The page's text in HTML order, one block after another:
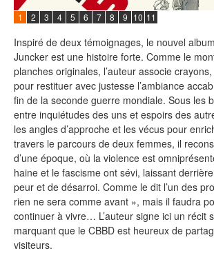
1 2 3 4 5 6 7 8 9 10 11
Inspiré de deux témoignages, le nouvel
Juncker est une histoire forte. Comme le
planches originales, l’auteur associe
pour restituer avec justesse l’ambiance
fin de la seconde guerre mondiale. Sous les
entre inquiétudes des uns et espoirs des
les angles d’approche et les vécus pour
travers le parcours de deux femmes, il
d’une époque, où la violence est
haine et le fascisme ont sévi, laissant
peur et de désarroi. Comme le dit l’un des
rien ne sera comme avant », mais il faudra
continuer à vivre… L’auteur signe ici un récit
marquant que le CBBD est heureux de
visiteurs.